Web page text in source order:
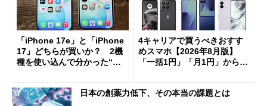
「iPhone 17e」と「iPhone
17」どちらが買いか？ 2機
種を使い込んで分かった“ス
4キャリアで買うべきおすす
めスマホ【2026年8月版】
「一括1円」「月1円」からお
日本の創薬力低下、その本当の課題とは